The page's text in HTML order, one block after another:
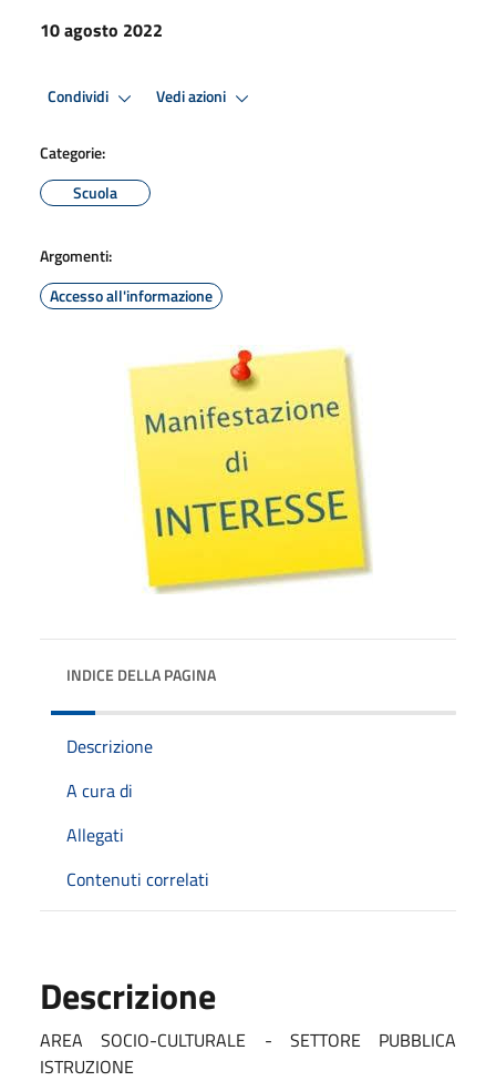
10 agosto 2022
Condividi Vedi azioni
Categorie:
Scuola
Argomenti:
Accesso all'informazione
INDICE DELLA PAGINA
Descrizione
A cura di
Allegati
Contenuti correlati
Descrizione
AREA SOCIO-CULTURALE - SETTORE PUBBLICA
ISTRUZIONE